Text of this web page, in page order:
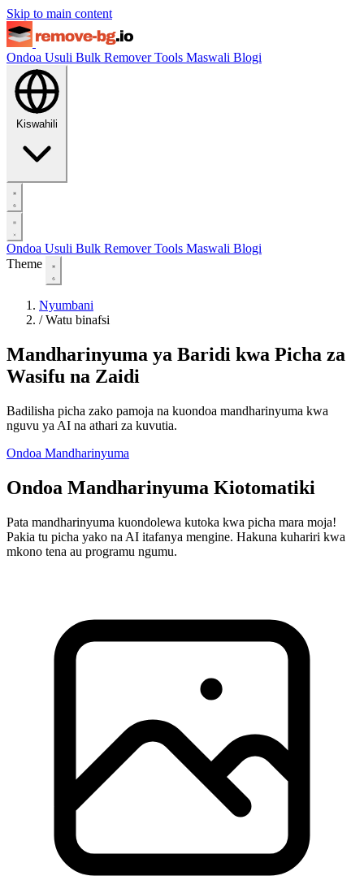
Skip to main content
Ondoa Usuli Bulk RemoverTools Maswali Blogi
Kiswahili
Ondoa Usuli Bulk RemoverTools Maswali Blogi
Theme
Nyumbani
/ Watu binafsi
Mandharinyuma ya Baridi kwa Picha za
Wasifu na Zaidi
Badilisha picha zako pamoja na kuondoa mandharinyuma kwa
nguvu ya AI na athari za kuvutia.
Ondoa Mandharinyuma
Ondoa Mandharinyuma Kiotomatiki
Pata mandharinyuma kuondolewa kutoka kwa picha mara moja!
Pakia tu picha yako na AI itafanya mengine. Hakuna kuhariri kwa
mkono tena au programu ngumu.